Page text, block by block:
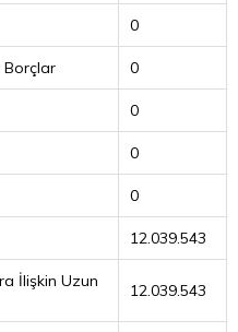
0
Borçlar 0
0
0
0
12.039.543
İlişkin Uzun
12.039.543